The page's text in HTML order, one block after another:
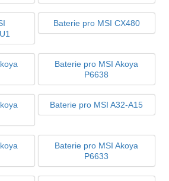
Baterie pro MSI CX480
Baterie pro MSI Akoya
P6638
Baterie pro MSI A32-A15
Baterie pro MSI Akoya
P6633